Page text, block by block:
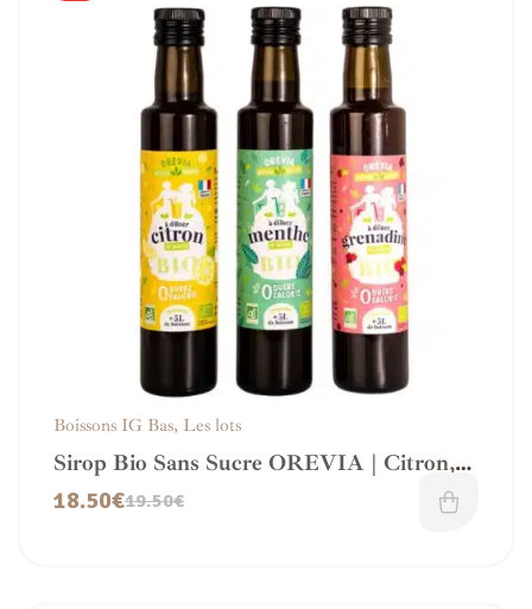
Boissons IG Bas, Les lots
Sirop Bio Sans Sucre OREVIA | Citron,
Menthe, Grenadine
19.50€
18.50€